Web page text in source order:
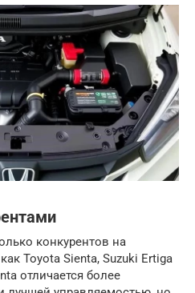
конкурентов на
Toyota Sienta, Suzuki Ertiga
отличается более